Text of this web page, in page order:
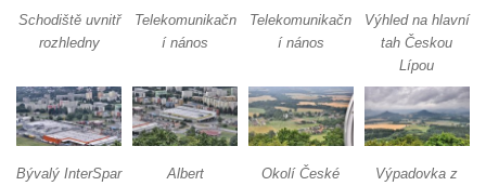
Rozhledna Jeřabina
Rozhledna Erbenova vyhlídka v Ústí nad
Rozhledna Krudum
Czorneboh – polorozhledna
Rozhledna Blatenský vrch
Schodiště uvnitř
rozhledny
Telekomunikačn
í nános
Telekomunikačn
í nános
Výhled na hlavní
tah Českou
Lípou
Bývalý InterSpar Albert
Okolí České
Výpadovka z